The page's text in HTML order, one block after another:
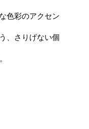
色彩のアクセン
、さりげない個